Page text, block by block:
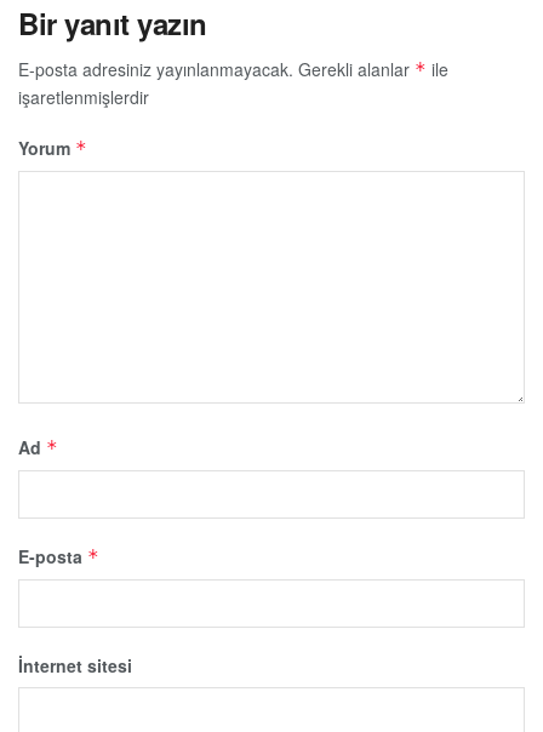
Bir yanıt yazın
E-posta adresiniz yayınlanmayacak. Gerekli alanlar * ile
işaretlenmişlerdir
Yorum *
Ad *
E-posta *
İnternet sitesi